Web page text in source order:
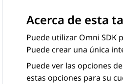
Acerca de esta
Puede utilizar Omni SDK
Puede crear una única
Puede ver las opciones
estas opciones para su